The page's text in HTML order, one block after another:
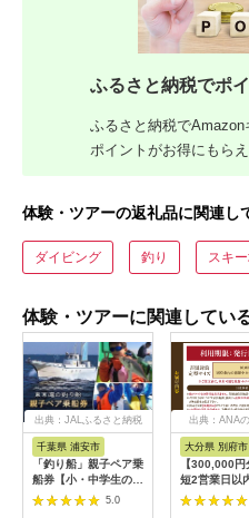
ふるさと納税でポ
ふるさと納税で
ポイントがお得にもら
体験・ツアーの返礼品に関連し
ダイビング 釣り スキ
体験・ツアーに関連してい
出典：JALふるさと納税
千葉県 浦安市
「釣り船」親子ペア乗
船券【小・中学生のお
子様】
5.0
出典：ANA
大分県 別府市
【300,000
短2営業日以
別府市内の旅
ルで使用でき